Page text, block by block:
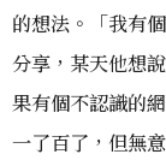
的想法。「我有
分享，某天他想
果有個不認識的
一了百了，但無